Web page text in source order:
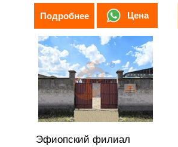
3. Раннее предупреждение и
защита
4. Высокая
масштабируемость
5. Контакты /WhatsApp NO. :
+8618830120193
Подробнее Цена
Эфиопский филиал